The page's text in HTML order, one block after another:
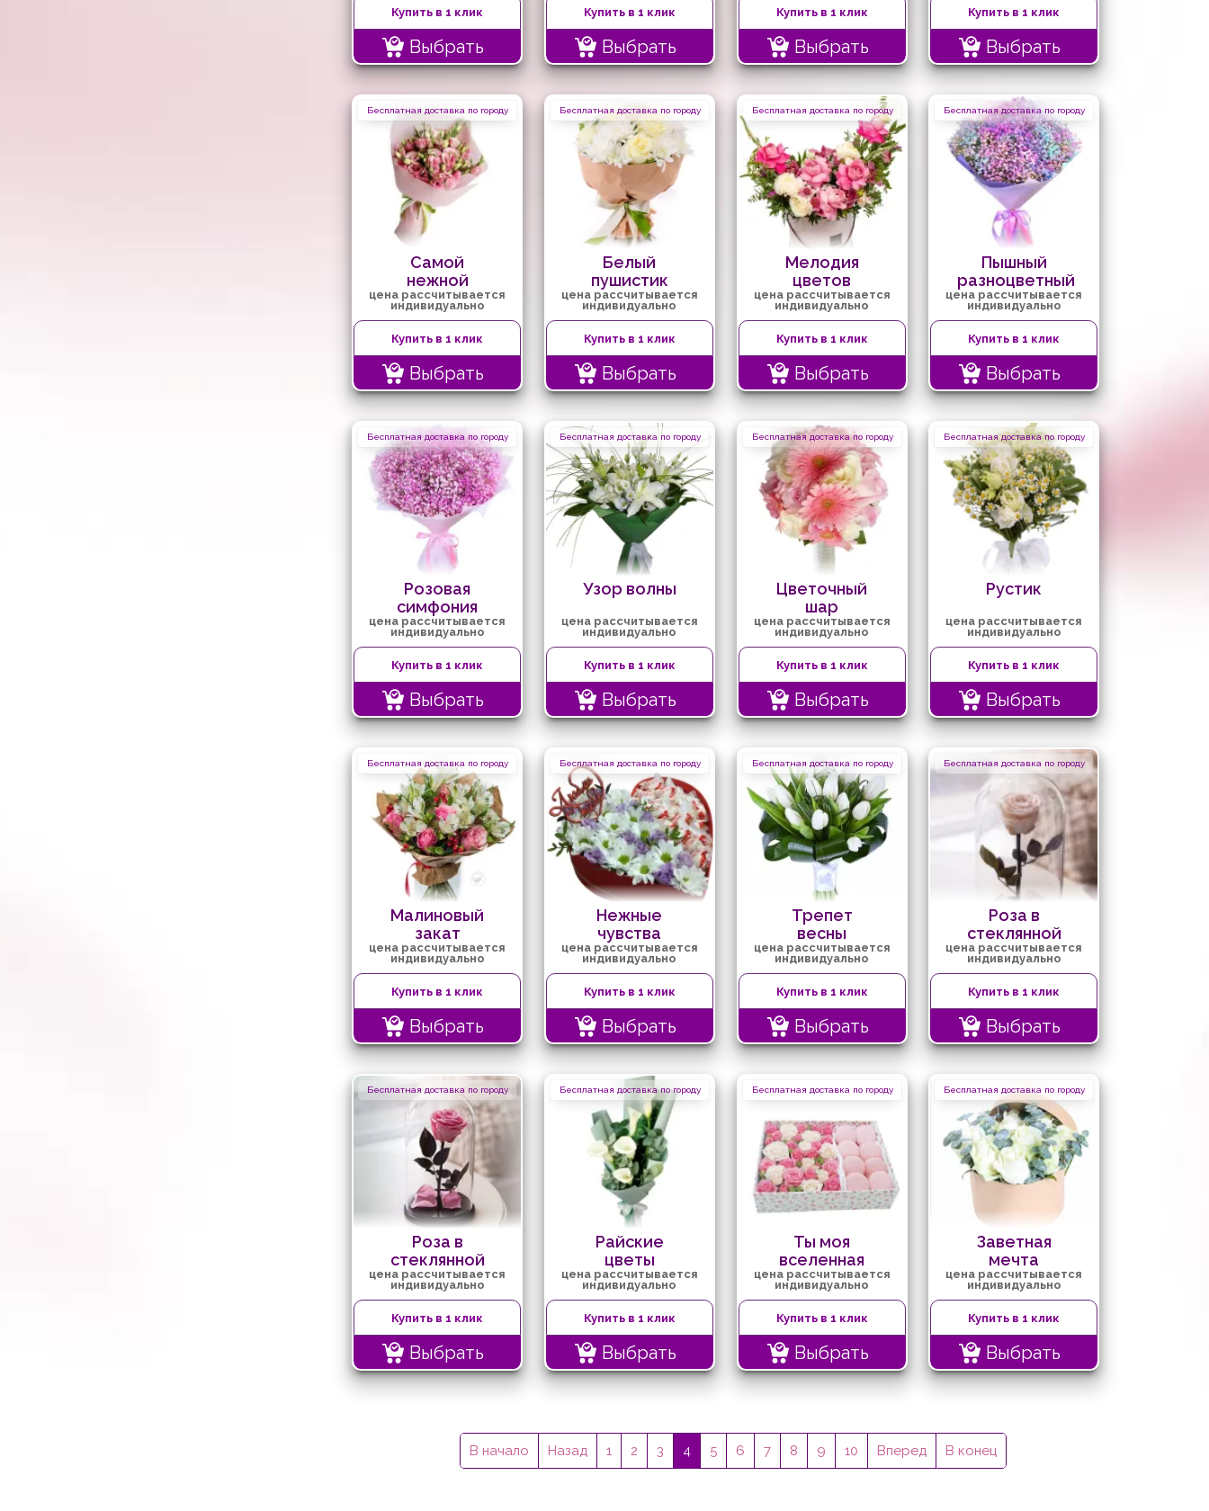
Купить в 1 клик
Выбрать
Купить в 1 клик
Выбрать
Купить в 1 клик
Выбрать
Купить в 1 клик
Выбрать
Бесплатная доставка по городу
Самой
нежной
цена рассчитывается
индивидуально
Купить в 1 клик
Выбрать
Бесплатная доставка по городу
Белый
пушистик
цена рассчитывается
индивидуально
Купить в 1 клик
Выбрать
Бесплатная доставка по городу
Мелодия
цветов
цена рассчитывается
индивидуально
Купить в 1 клик
Выбрать
Бесплатная доставка по городу
Пышный
разноцветный
бал
цена рассчитывается
индивидуально
Купить в 1 клик
Выбрать
Бесплатная доставка по городу
Розовая
симфония
цена рассчитывается
индивидуально
Купить в 1 клик
Выбрать
Бесплатная доставка по городу
Узор волны
цена рассчитывается
индивидуально
Купить в 1 клик
Выбрать
Бесплатная доставка по городу
Цветочный
шар
цена рассчитывается
индивидуально
Купить в 1 клик
Выбрать
Бесплатная доставка по городу
Рустик
цена рассчитывается
индивидуально
Купить в 1 клик
Выбрать
Бесплатная доставка по городу
Малиновый
закат
цена рассчитывается
индивидуально
Купить в 1 клик
Выбрать
Бесплатная доставка по городу
Нежные
чувства
цена рассчитывается
индивидуально
Купить в 1 клик
Выбрать
Бесплатная доставка по городу
Трепет
весны
цена рассчитывается
индивидуально
Купить в 1 клик
Выбрать
Бесплатная доставка по городу
Роза в
стеклянной
колбе
(белая)
цена рассчитывается
индивидуально
Купить в 1 клик
Выбрать
Бесплатная доставка по городу
Роза в
стеклянной
колбе
(розовая)
цена рассчитывается
индивидуально
Купить в 1 клик
Выбрать
Бесплатная доставка по городу
Райские
цветы
цена рассчитывается
индивидуально
Купить в 1 клик
Выбрать
Бесплатная доставка по городу
Ты моя
вселенная
цена рассчитывается
индивидуально
Купить в 1 клик
Выбрать
Бесплатная доставка по городу
Заветная
мечта
цена рассчитывается
индивидуально
Купить в 1 клик
Выбрать
В начало Назад 1 2 3 4 5 6 7 8 9 10 Вперед В конец